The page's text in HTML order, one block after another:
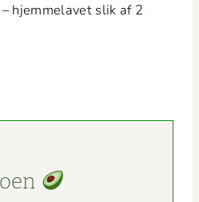
hjem­melavet slik af 2